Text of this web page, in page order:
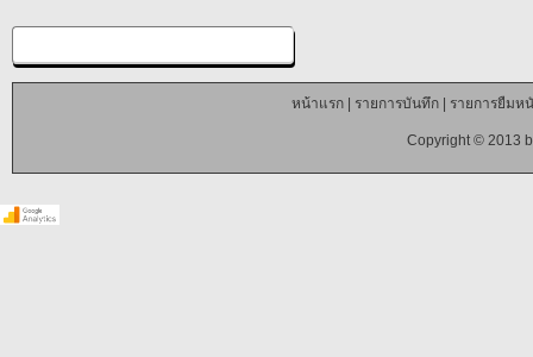
หน้าแรก| รายการบันทึก| รายการยืมห
Copyright © 2013